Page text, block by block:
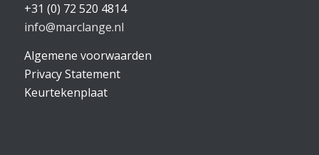
+31 (0) 72 520 4814
info@marclange.nl
Algemene voorwaarden
Privacy Statement
Keurtekenplaat